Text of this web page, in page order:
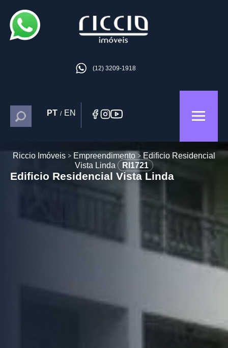
(12) 3209-1918
PT / EN
Riccio Imóveis Empreendimento
Edificio Residencial
Vista Linda
RI1721
Edificio Residencial Vista Linda